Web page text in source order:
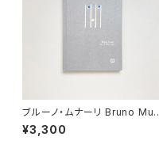
ブルーノ・ムナーリ Bruno Mun
ari "Alla faccia!"
¥3,300